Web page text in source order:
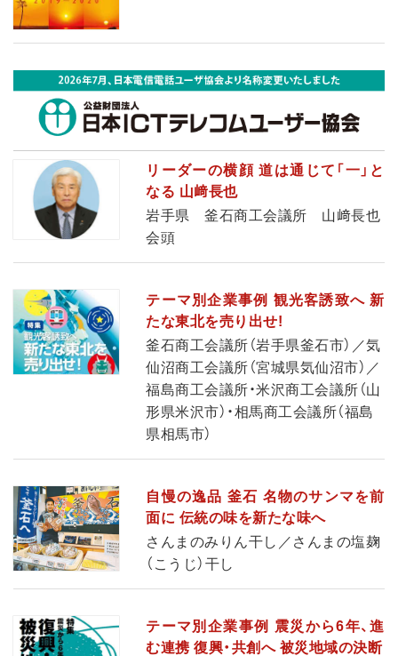
リーダーの横顔 道は通じて「一」と
なる 山﨑長也
岩手県 釜石商工会議所 山﨑長也
会頭
テーマ別企業事例 観光客誘致へ 新
たな東北を売り出せ!
釜石商工会議所（岩手県釜石市）／気
仙沼商工会議所（宮城県気仙沼市）／
福島商工会議所・米沢商工会議所（山
形県米沢市）・相馬商工会議所（福島
県相馬市）
自慢の逸品 釜石 名物のサンマを前
面に 伝統の味を新たな味へ
さんまのみりん干し／さんまの塩麹
（こうじ）干し
テーマ別企業事例 震災から6年、進
む連携 復興・共創へ 被災地域の決断